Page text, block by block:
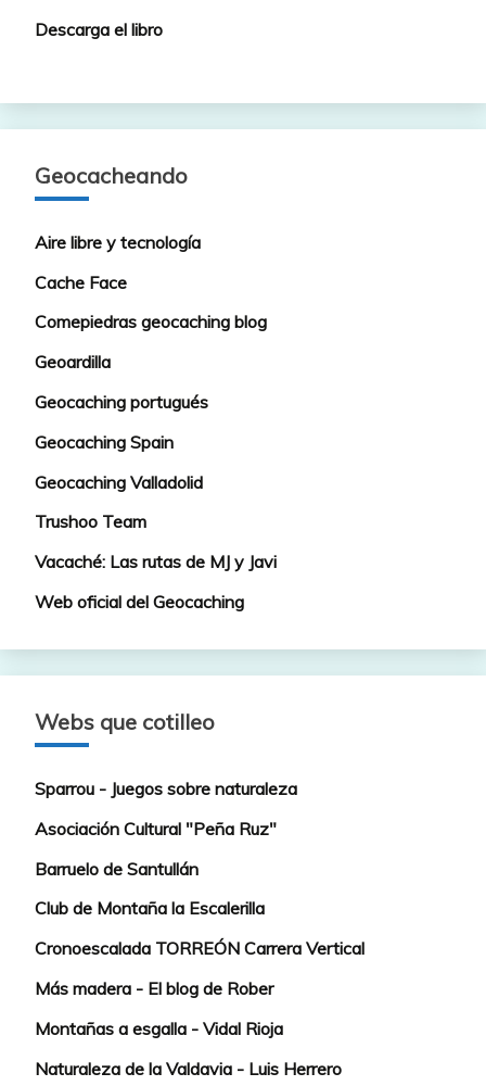
Descarga el libro
Geocacheando
Aire libre y tecnología
Cache Face
Comepiedras geocaching blog
Geoardilla
Geocaching portugués
Geocaching Spain
Geocaching Valladolid
Trushoo Team
Vacaché: Las rutas de MJ y Javi
Web oficial del Geocaching
Webs que cotilleo
Sparrou - Juegos sobre naturaleza
Asociación Cultural "Peña Ruz"
Barruelo de Santullán
Club de Montaña la Escalerilla
Cronoescalada TORREÓN Carrera Vertical
Más madera - El blog de Rober
Montañas a esgalla - Vidal Rioja
Naturaleza de la Valdavia - Luis Herrero